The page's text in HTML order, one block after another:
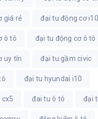
giá rẻ đại tu động cơ i10
ô tô đại tu động cơ ô tô
uy tín đại tu gầm civic
đại tu hyundai i10
đai tu ô tô đại